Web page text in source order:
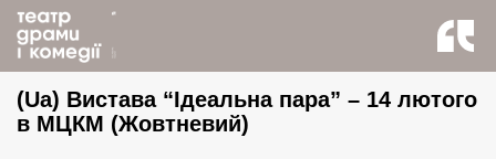
back to news
(Ua) Вистава “Ідеальна пара” – 14 лютого
в МЦКМ (Жовтневий)